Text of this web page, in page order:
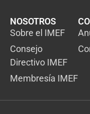
NOSOTROS
Sobre el IMEF
Consejo
Directivo IMEF
Membresía IMEF